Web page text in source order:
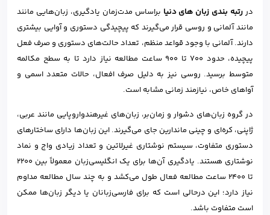
در رتبه بندی زبان های دنیا براساس مدت‌زمان یادگیری، زبان‌هایی مانند
مانند آلمانی و روسی قرار می‌گیرند که پیچیدگی دستوری و آوایی بیشتری
دارند. آلمانی با وجود قواعد منظم، تعداد حالت‌های دستوری و صرف فعل
پیچیده، حدود ۷۰۰ تا ۹۰۰ ساعت مطالعه نیاز دارد تا به سطح مکالمه
متوسط برسید. روسی نیز به دلیل صرف افعال، حالات متعدد اسمی و
آواهای خاص، نیازمند زمانی مشابه است.
در گروه زبان‌های دشوار و زمان‌بر، زبان‌های غیرهندواروپایی مانند عربی،
ژاپنی، کره‌ای و چینی ماندارین جای می‌گیرند. این زبان‌ها دارای ساختارهای
دستوری متفاوت، سیستم نوشتاری غیرلاتین و تعداد زیادی واج و نماد
نوشتاری هستند. یادگیری آن‌ها برای یک انگلیسی‌زبان معمولاً بین ۲۲۰۰
تا ۲۴۰۰ ساعت مطالعه فعال طول می‌کشد و به چند سال مطالعه مداوم
نیاز دارد؛ این درحالی است که برای فارسی‌زبانان یا دیگر زبان‌ها ممکن
است متفاوت باشد.